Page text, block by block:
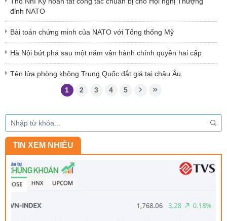
đỉnh NATO
Bài toán chứng minh của NATO với Tổng thống Mỹ
Hà Nội bứt phá sau một năm vận hành chính quyền hai cấp
Tên lửa phòng không Trung Quốc đắt giá tại châu Âu
1 2 3 4 5
TIN XEM NHIỀU